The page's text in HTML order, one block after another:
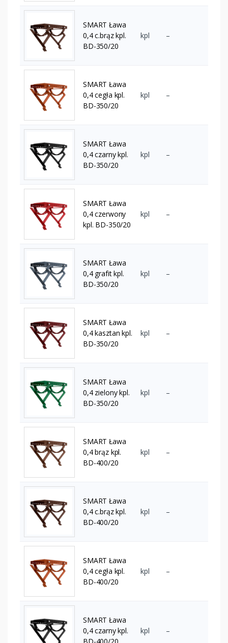
SMART Ława
0,4 c.brąz kpl.
BD-350/20
kpl –
SMART Ława
0,4 cegła kpl.
BD-350/20
kpl –
SMART Ława
0,4 czarny kpl.
BD-350/20
kpl –
SMART Ława
0,4 czerwony
kpl. BD-350/20
kpl –
SMART Ława
0,4 grafit kpl.
BD-350/20
kpl –
SMART Ława
0,4 kasztan kpl.
BD-350/20
kpl –
SMART Ława
0,4 zielony kpl.
BD-350/20
kpl –
SMART Ława
0,4 brąz kpl.
BD-400/20
kpl –
SMART Ława
0,4 c.brąz kpl.
BD-400/20
kpl –
SMART Ława
0,4 cegła kpl.
BD-400/20
kpl –
SMART Ława
0,4 czarny kpl.
kpl –